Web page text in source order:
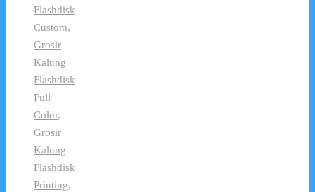
Flashdisk
Custom,
Grosir
Kalung
Flashdisk
Full
Color,
Grosir
Kalung
Flashdisk
Printing,